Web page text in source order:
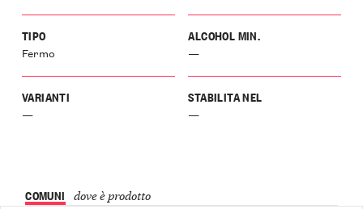
TIPO
Fermo
ALCOHOL MIN.
—
VARIANTI
—
STABILITA NEL
—
COMUNI dove è prodotto